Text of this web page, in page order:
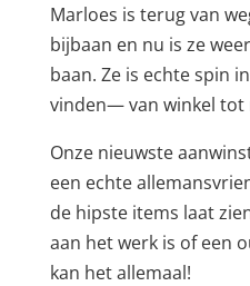
Marloes is terug van
bijbaan en nu is ze
baan. Ze is echte spin
vinden— van winkel tot
Onze nieuwste
een echte
de hipste items laat
aan het werk is of een
kan het allemaal!